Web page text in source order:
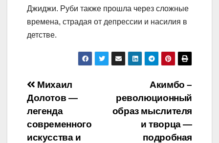
Джиджи. Руби также прошла через сложные
времена, страдая от депрессии и насилия в
детстве.
Навигация
по
записям
Акимбо –
революционный
образ мыслителя
и творца —
подробная
Михаил
Долотов —
легенда
современного
искусства и